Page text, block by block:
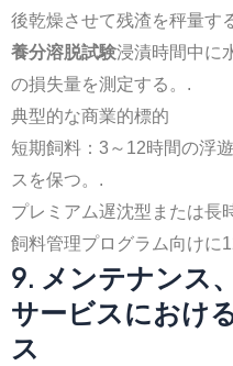
後乾燥させて残渣を秤量す
養分溶脱試験浸漬時間中に
の損失量を測定する。.
典型的な商業的標的
短期飼料：3～12時間の浮
スを保つ。.
プレミアム遅沈型または長
飼料管理プログラム向けに
9. メンテナンス
サービスにおけ
ス